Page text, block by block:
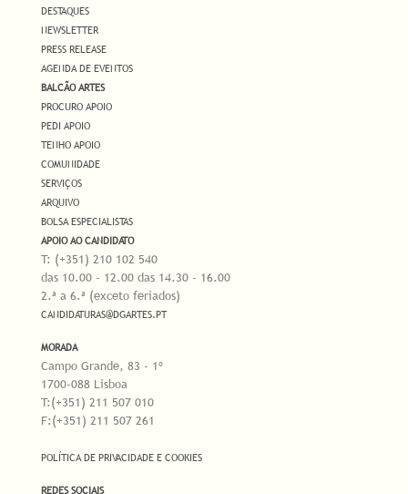
DESTAQUES
NEWSLETTER
PRESS RELEASE
AGENDA DE EVENTOS
BALCÃO ARTES
PROCURO APOIO
PEDI APOIO
TENHO APOIO
COMUNIDADE
SERVIÇOS
ARQUIVO
BOLSA ESPECIALISTAS
APOIO AO CANDIDATO
T: (+351) 210 102 540
das 10.00 - 12.00 das 14.30 - 16.00
2.ª a 6.ª (exceto feriados)
CANDIDATURAS@DGARTES.PT
MORADA
Campo Grande, 83 - 1º
1700-088 Lisboa
T:(+351) 211 507 010
F:(+351) 211 507 261
POLÍTICA DE PRIVACIDADE E COOKIES
REDES SOCIAIS